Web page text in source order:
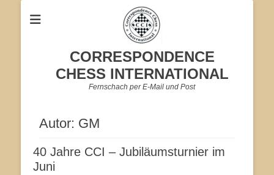
CORRESPONDENCE
CHESS INTERNATIONAL
Fernschach per E-Mail und Post
Autor: GM
40 Jahre CCI – Jubiläumsturnier im
Juni